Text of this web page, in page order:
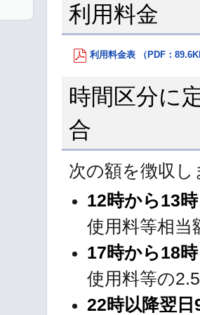
利用料金
利用料金表 （PDF：
時間区分に
合
次の額を徴収し
12時から13
使用料等相当
17時から18
使用料等の
22時以降翌